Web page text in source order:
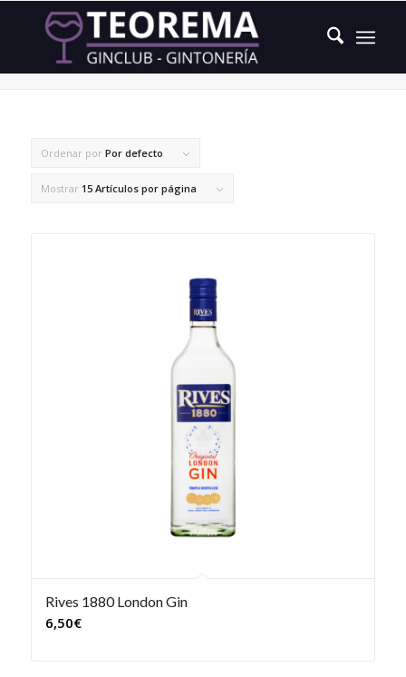
limón de Valencia
Ordenar por Por defecto
Mostrar 15 Artículos por página
Rives 1880 London Gin
6,50€